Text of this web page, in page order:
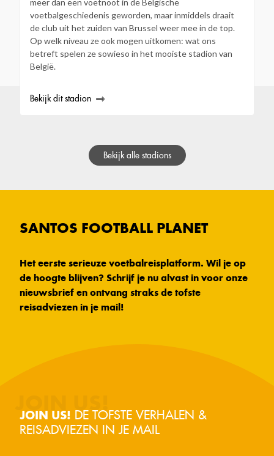
meer dan een voetnoot in de Belgische
voetbalgeschiedenis geworden, maar inmiddels draait
de club uit het zuiden van Brussel weer mee in de top.
Op welk niveau ze ook mogen uitkomen: wat ons
betreft spelen ze sowieso in het mooiste stadion van
België.
Bekijk dit stadion
Bekijk alle stadions
SANTOS FOOTBALL PLANET
Het eerste serieuze voetbalreisplatform. Wil je op
de hoogte blijven? Schrijf je nu alvast in voor onze
nieuwsbrief en ontvang straks de tofste
reisadviezen in je mail!
JOIN US! DE TOFSTE VERHALEN &
REISADVIEZEN IN JE MAIL